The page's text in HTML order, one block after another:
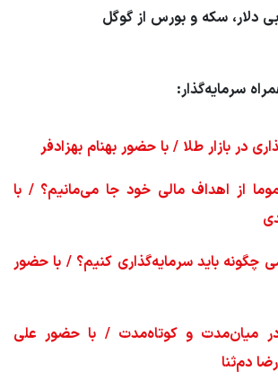
دلار، سکه و بورس از گوگل
سرمایه‌گذار:
در بازار طلا / با حضور بهنام بهزادفر
از اهداف مالی خود جا می‌مانیم؟ / با
چگونه باید سرمایه‌گذاری کنیم؟ / با حضور
در میان‌مدت و کوتاه‌مدت / با حضور علی
دم‌ثنا